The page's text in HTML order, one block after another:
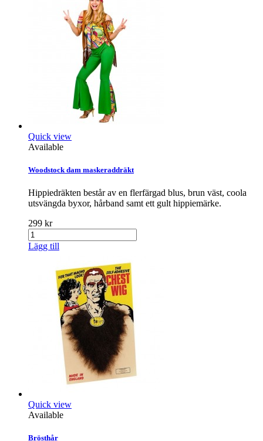
Quick view
Available
Woodstock dam maskeraddräkt
Hippiedräkten består av en flerfärgad blus, brun väst, coola
utsvängda byxor, hårband samt ett gult hippiemärke.
299 kr
Lägg till
Quick view
Available
Brösthår